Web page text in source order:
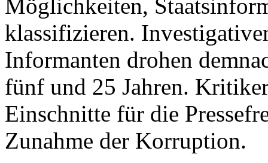
Möglichkeiten,
klassifizieren.
Informanten drohen
fünf und 25 Jahren.
Einschnitte für die
Zunahme der Korruption.